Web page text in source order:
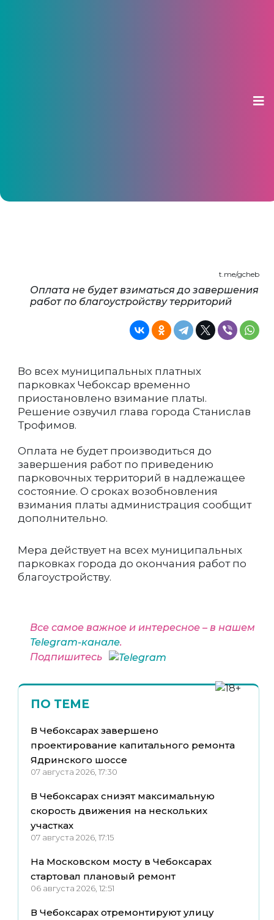
t.me/gcheb
Оплата не будет взиматься до завершения
работ по благоустройству территорий
Во всех муниципальных платных
парковках Чебоксар временно
приостановлено взимание платы.
Решение озвучил глава города Станислав
Трофимов.
Оплата не будет производиться до
завершения работ по приведению
парковочных территорий в надлежащее
состояние. О сроках возобновления
взимания платы администрация сообщит
дополнительно.
Мера действует на всех муниципальных
парковках города до окончания работ по
благоустройству.
Все самое важное и интересное – в нашем
Telegram-канале.
Подпишитесь
ПО ТЕМЕ
В Чебоксарах завершено
проектирование капитального ремонта
Ядринского шоссе
07 августа 2026, 17:30
В Чебоксарах снизят максимальную
скорость движения на нескольких
участках
07 августа 2026, 17:15
На Московском мосту в Чебоксарах
стартовал плановый ремонт
06 августа 2026, 12:51
В Чебоксарах отремонтируют улицу